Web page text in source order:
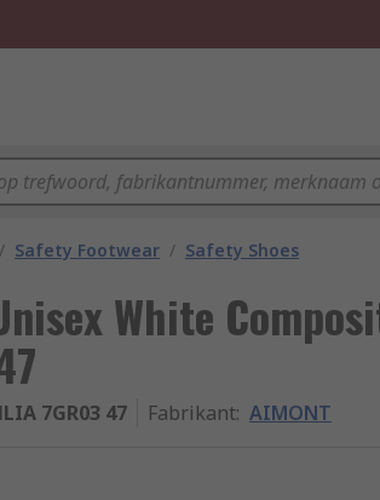
/ Safety Footwear / Safety Shoes
White
7GR03 47 Fabrikant: AIMONT